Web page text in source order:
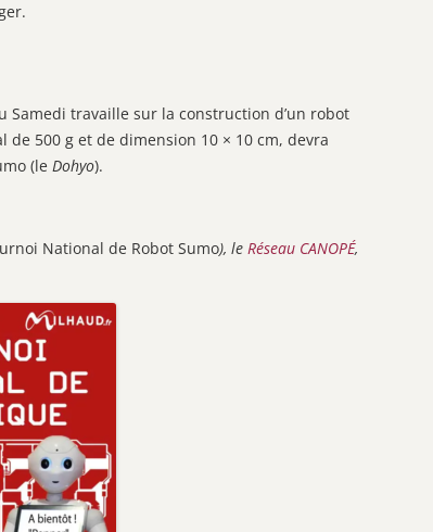
travaille sur la construction d’un robot
500 g et de dimension 10 × 10 cm, devra
(le Dohyo).
National de Robot Sumo), le Réseau CANOPÉ,